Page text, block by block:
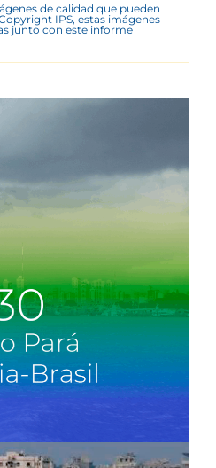
de calidad que pueden
IPS, estas imágenes
junto con este informe